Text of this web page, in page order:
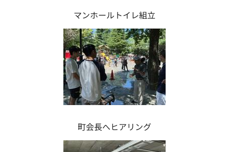
マンホールトイレ組立
町会長へヒアリング